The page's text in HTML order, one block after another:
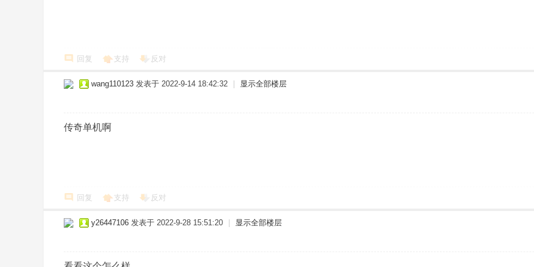
回复 支持 反对
wang110123 发表于 2022-9-14 18:42:32 显示全部楼层
传奇单机啊
回复 支持 反对
y26447106 发表于 2022-9-28 15:51:20 显示全部楼层